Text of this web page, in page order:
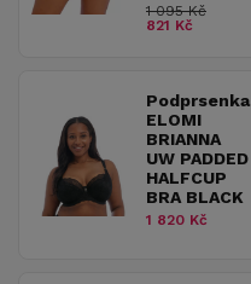
1 095 Kč
821 Kč
Podprsenka
ELOMI
BRIANNA
UW PADDED
HALFCUP
BRA BLACK
1 820 Kč